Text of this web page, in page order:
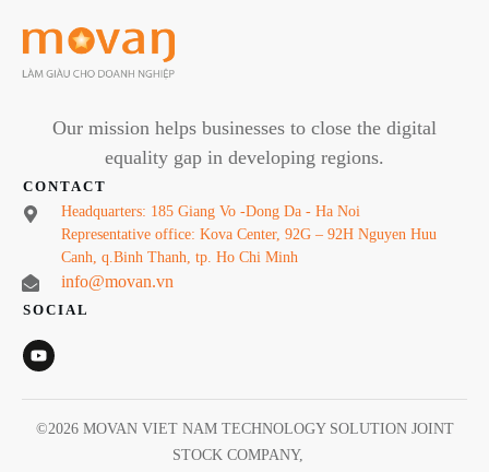
Our mission helps businesses to close the digital
equality gap in developing regions.
CONTACT
Headquarters: 185 Giang Vo -Dong Da - Ha Noi
Representative office: Kova Center, 92G – 92H Nguyen Huu
Canh, q.Binh Thanh, tp. Ho Chi Minh
info@movan.vn
SOCIAL
©2026 MOVAN VIET NAM TECHNOLOGY SOLUTION JOINT
STOCK COMPANY,